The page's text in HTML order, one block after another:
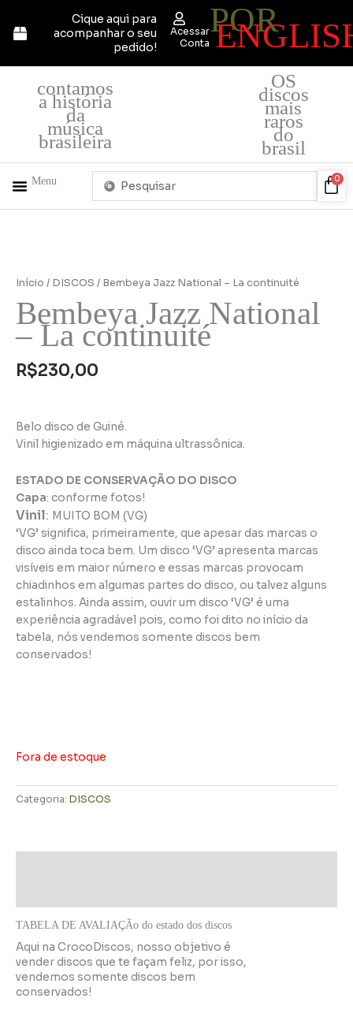
para
Cique aqui para
acompanhar o seu
pedido!
Acessar
Conta
POR
contamos
a história
da
música
brasileira
OS
discos
mais
raros
do
brasil
Menu
Pesquisar
0
Início / DISCOS / Bembeya Jazz National – La continuité
Bembeya Jazz National
– La continuité
R$230,00
Belo disco de Guiné.
Vinil higienizado em máquina ultrassônica.
ESTADO DE CONSERVAÇÃO DO DISCO
Capa: conforme fotos!
Vinil: MUITO BOM (VG)
‘VG’ significa, primeiramente, que apesar das marcas o
disco ainda toca bem. Um disco ‘VG’ apresenta marcas
visíveis em maior número e essas marcas provocam
chiadinhos em algumas partes do disco, ou talvez alguns
estalinhos. Ainda assim, ouvir um disco ‘VG’ é uma
experiência agradável pois, como foi dito no início da
tabela, nós vendemos somente discos bem
conservados!
Fora de estoque
Categoria: DISCOS
TABELA DE AVALIAÇÃo do estado dos discos
Aqui na CrocoDiscos, nosso objetivo é
vender discos que te façam feliz, por isso,
vendemos somente discos bem
conservados!